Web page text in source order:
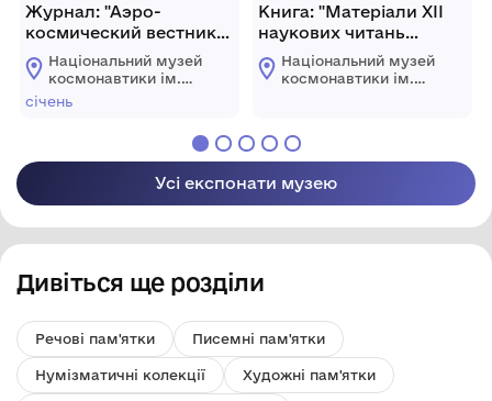
Журнал: "Аэро-
космический вестник"
№1, 2005 р., Україна, м.
Київ, 48 с.
Національний музей
космонавтики ім.
січень
Книга: "Матеріали ХІІ
наукових читань
"Дніпровська орбіта".
Збірка доповідей,
Каденюка. 2017 р.,
Україна, м. Дніпро, 250
с.
Національний музей
космонавтики ім.
Усі експонати музею
Дивіться ще розділи
Речові пам'ятки Писемні пам'ятки
Нумізматичні колекції Художні пам'ятки